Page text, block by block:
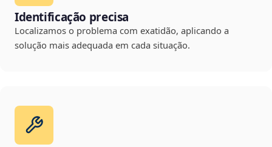
Identificação precisa
Localizamos o problema com exatidão, aplicando a
solução mais adequada em cada situação.